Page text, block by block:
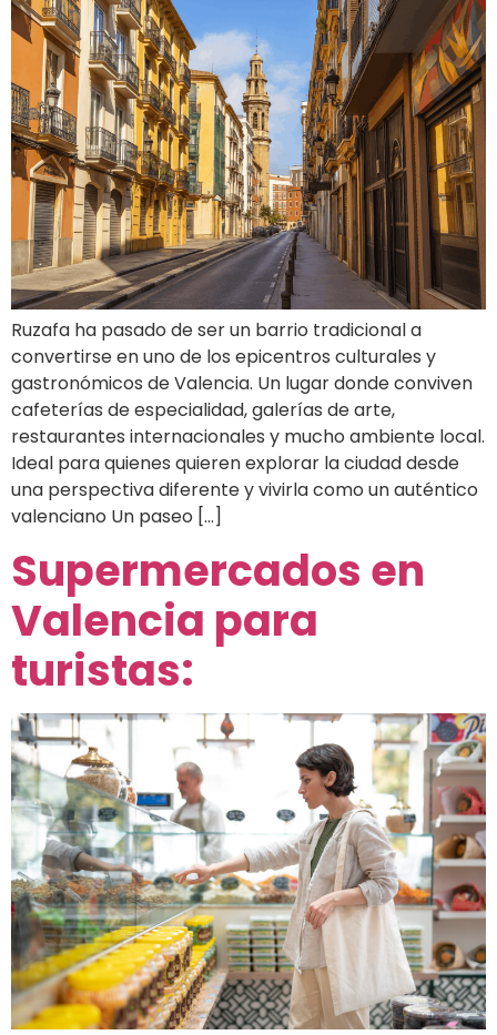
Ruzafa ha pasado de ser un barrio tradicional a
convertirse en uno de los epicentros culturales y
gastronómicos de Valencia. Un lugar donde conviven
cafeterías de especialidad, galerías de arte,
restaurantes internacionales y mucho ambiente local.
Ideal para quienes quieren explorar la ciudad desde
una perspectiva diferente y vivirla como un auténtico
valenciano Un paseo […]
Supermercados en
Valencia para
turistas: